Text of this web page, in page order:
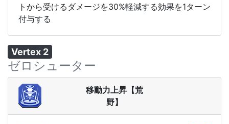
トから受けるダメージを30%軽減する効果を1ターン
付与する
Vertex 2
ゼロシューター
移動力上昇【荒
野】